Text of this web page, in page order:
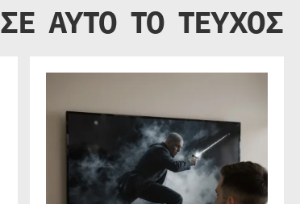
ΣΕ ΑΥΤΟ ΤΟ ΤΕΥΧΟΣ